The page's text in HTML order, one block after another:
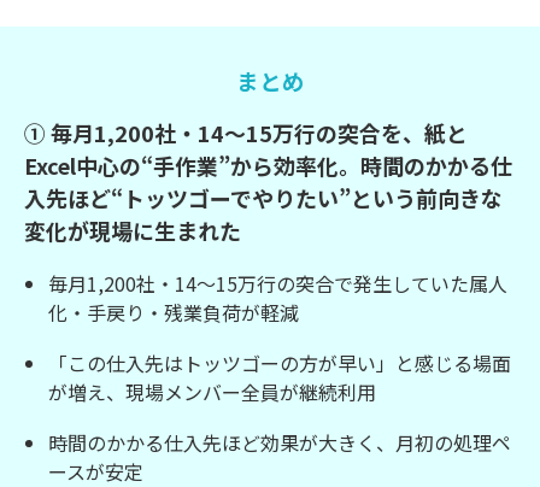
まとめ
① 毎月1,200社・14〜15万行の突合を、紙と
Excel中心の“手作業”から効率化。時間のかかる仕
入先ほど“トッツゴーでやりたい”という前向きな
変化が現場に生まれた
毎月1,200社・14〜15万行の突合で発生していた属人
化・手戻り・残業負荷が軽減
「この仕入先はトッツゴーの方が早い」と感じる場面
が増え、現場メンバー全員が継続利用
時間のかかる仕入先ほど効果が大きく、月初の処理ペ
ースが安定